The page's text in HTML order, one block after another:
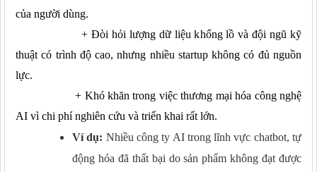
của người dùng.
+ Đòi hỏi lượng dữ liệu khổng lồ và đội ngũ kỹ
thuật có trình độ cao, nhưng nhiều startup không có đủ nguồn
lực.
+ Khó khăn trong việc thương mại hóa công nghệ
AI vì chi phí nghiên cứu và triển khai rất lớn.
Ví dụ: Nhiều công ty AI trong lĩnh vực chatbot, tự
động hóa đã thất bại do sản phẩm không đạt được